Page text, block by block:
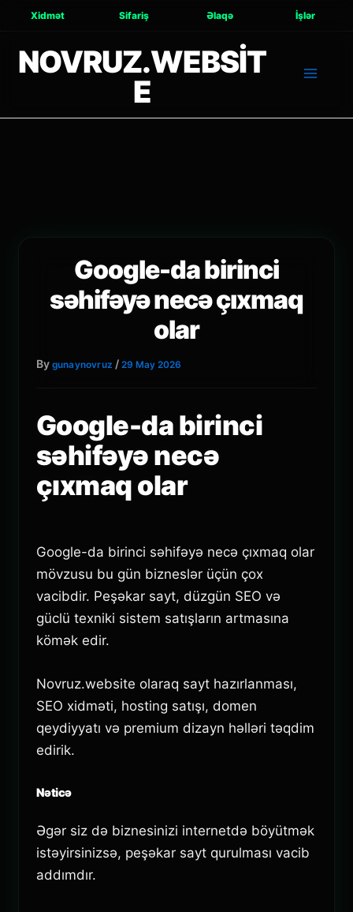
Xidmət Sifariş Əlaqə İşlər
NOVRUZ.WEBSIT
E
Google-da birinci
səhifəyə necə çıxmaq
olar
By gunaynovruz /29 May 2026
Google-da birinci
səhifəyə necə
çıxmaq olar
Google-da birinci səhifəyə necə çıxmaq olar
mövzusu bu gün bizneslər üçün çox
vacibdir. Peşəkar sayt, düzgün SEO və
güclü texniki sistem satışların artmasına
kömək edir.
Novruz.website olaraq sayt hazırlanması,
SEO xidməti, hosting satışı, domen
qeydiyyatı və premium dizayn həlləri təqdim
edirik.
Nəticə
Əgər siz də biznesinizi internetdə böyütmək
istəyirsinizsə, peşəkar sayt qurulması vacib
addımdır.